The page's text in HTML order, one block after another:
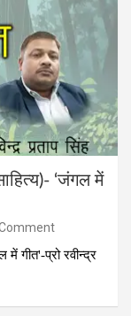
‘जंगल में
में गीत'-प्रो रवीन्द्र